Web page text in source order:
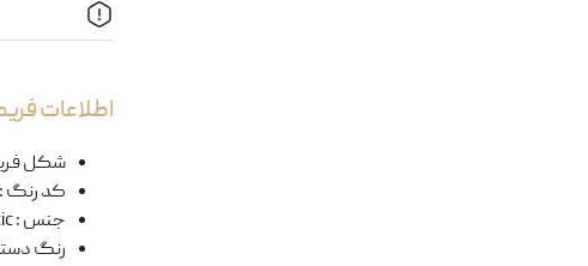
اطلاعات
شکل
کد رنگ:
جنس:
رنگ